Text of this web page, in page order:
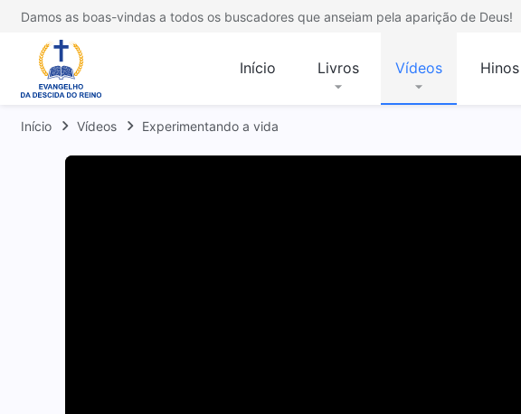
Damos as boas-vindas a todos os buscadores que anseiam pela aparição de Deus!
Início Livros Vídeos Hinos
Início Vídeos Experimentando a vida